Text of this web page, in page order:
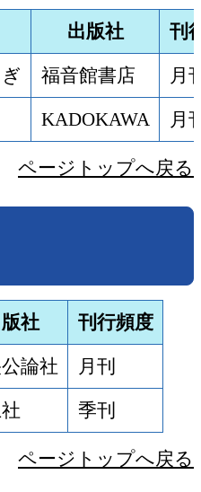
出版社 刊
福音館書店 月
KADOKAWA 月
ページトップへ戻る
社 刊行頻度
論社 月刊
季刊
ページトップへ戻る